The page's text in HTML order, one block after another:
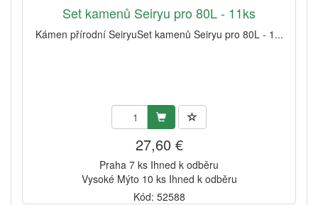
Set kamenů Seiryu pro 80L - 11ks
Kámen přírodní SeiryuSet kamenů Seiryu pro 80L - 1...
27,60 €
Praha 7 ks Ihned k odběru
Vysoké Mýto 10 ks Ihned k odběru
Kód: 52588